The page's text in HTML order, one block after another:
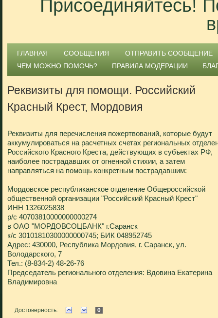
Присоединяйтесь!
ГЛАВНАЯ СООБЩЕНИЯ
ОТПРАВИТЬ СООБЩЕНИЕ
ЧЕМ МОЖНО ПОМОЧЬ?
ПРАВИЛА МОДЕРАЦИИ
Реквизиты для помощи. Российский
Красный Крест, Мордовия
Реквизиты для перечисления пожертвований, которые будут
аккумулироваться на расчетных счетах региональных
Российского Красного Креста, действующих в субъектах РФ,
наиболее пострадавших от огненной стихии, а затем
направляться на помощь конкретным пострадавшим:
Мордовское республиканское отделение Общероссийской
общественной организации "Российский Красный Крест"
ИНН 1326025838
р/с 40703810000000000274
в ОАО "МОРДОВСОЦБАНК" г.Саранск
к/с 30101810300000000745; БИК 048952745
Адрес: 430000, Республика Мордовия, г. Саранск, ул.
Володарского, 7
Тел.: (8-834-2) 48-26-76
Председатель регионального отделения: Вдовина Екатерина
Владимировна
Достоверность: 0